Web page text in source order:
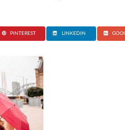
PINTEREST LINKEDIN